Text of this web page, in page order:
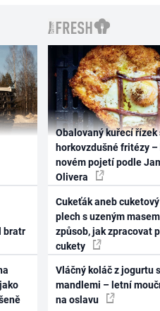
bratr
Obalovaný kuřecí řízek
horkovzdušné fritézy
novém pojetí podle
Olivera
Cukeťák aneb
plech s uzeným
způsob, jak zpracovat
cukety
Vláčný koláč z jogurtu
mandlemi – letní
na oslavu